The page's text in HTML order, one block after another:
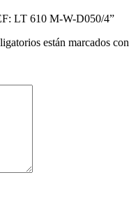
LT 610 M-W-D050/4”
están marcados con